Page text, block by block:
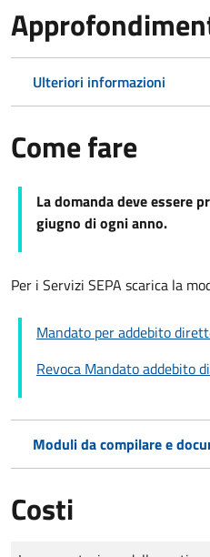
Ulteriori informazioni
Come fare
La domanda deve essere
giugno di ogni anno.
Per i Servizi SEPA scarica la
Mandato per addebito
Revoca Mandato addebito
Moduli da compilare e
Costi
Tipo di pagamento
Importo